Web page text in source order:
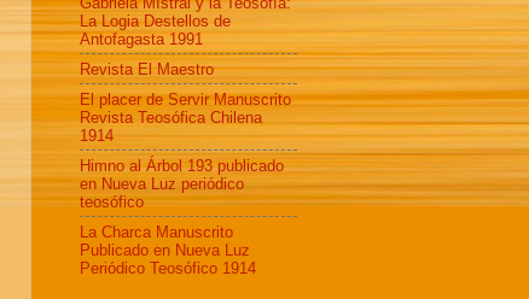
La Logia Destellos de
Antofagasta 1991
Revista El Maestro
El placer de Servir Manuscrito
Revista Teosófica Chilena
1914
Himno al Árbol 193 publicado
en Nueva Luz periódico
teosófico
La Charca Manuscrito
Publicado en Nueva Luz
Periódico Teosófico 1914